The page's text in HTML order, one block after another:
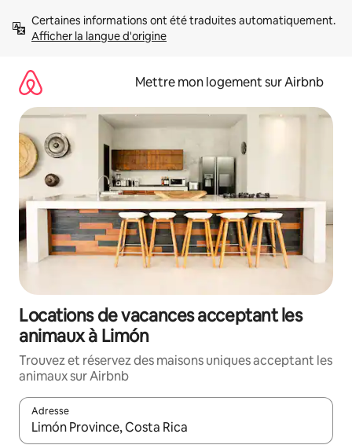
directement
Afficher la langue d'origine
Mettre mon logement sur Airbnb
Locations de vacances acceptant les
animaux à Limón
Trouvez et réservez des maisons uniques acceptant les
animaux sur Airbnb
Adresse
Lorsque les résultats s'affichent, utilisez les flèches vers le